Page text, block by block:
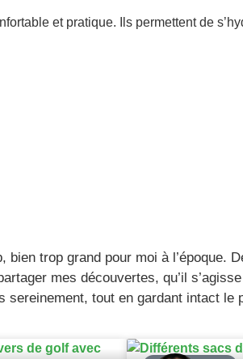
et pratique. Ils permettent de
trop grand pour moi à l’époque.
mes découvertes, qu’il
tout en gardant intact le